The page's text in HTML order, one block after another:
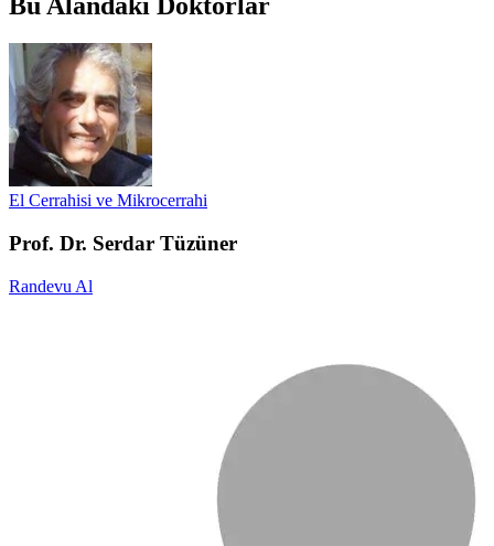
El Cerrahisi ve Mikrocerrahi
Prof. Dr. Serdar Tüzüner
Randevu Al